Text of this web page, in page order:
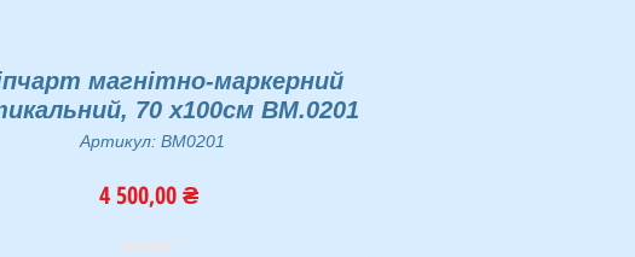
магнітно-маркерний
70 х100cм BM.0201
Артикул: BM0201
4 500,00 ₴Ціна
Бренди *